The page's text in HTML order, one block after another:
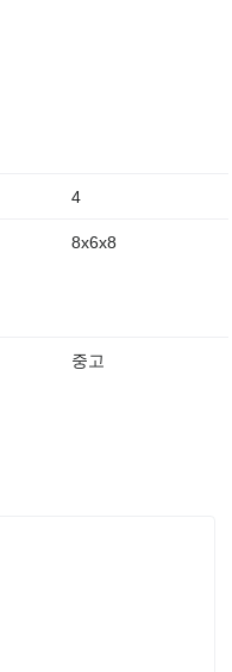
4
8x6x8
중고